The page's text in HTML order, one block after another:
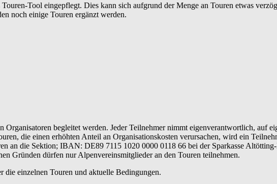
Tool eingepflegt. Dies kann sich aufgrund der Menge an Touren etwas
noch einige Touren ergänzt werden.
begleitet werden. Jeder Teilnehmer nimmt eigenverantwortlich, auf
die einen erhöhten Anteil an Organisationskosten verursachen, wird ein
an die Sektion; IBAN: DE89 7115 1020 0000 0118 66 bei der Sparkasse
Gründen dürfen nur Alpenvereinsmitglieder an den Touren teilnehmen.
die einzelnen Touren und aktuelle Bedingungen.